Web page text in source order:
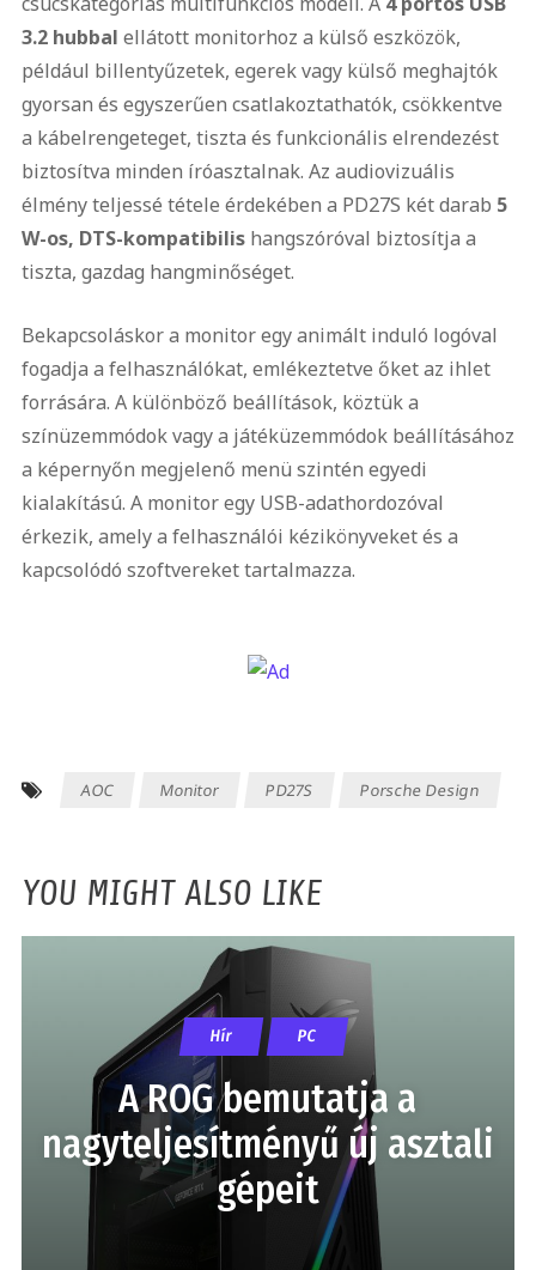
3.2 hubbal ellátott monitorhoz a külső eszközök,
például billentyűzetek, egerek vagy külső meghajtók
gyorsan és egyszerűen csatlakoztathatók, csökkentve
a kábelrengeteget, tiszta és funkcionális elrendezést
biztosítva minden íróasztalnak. Az audiovizuális
élmény teljessé tétele érdekében a PD27S két darab 5
W-os, DTS-kompatibilishangszóróval biztosítja a
tiszta, gazdag hangminőséget.
Bekapcsoláskor a monitor egy animált induló logóval
fogadja a felhasználókat, emlékeztetve őket az ihlet
forrására. A különböző beállítások, köztük a
színüzemmódok vagy a játéküzemmódok beállításához
a képernyőn megjelenő menü szintén egyedi
kialakítású. A monitor egy USB-adathordozóval
érkezik, amely a felhasználói kézikönyveket és a
kapcsolódó szoftvereket tartalmazza.
AOC Monitor PD27S Porsche Design
YOU MIGHT ALSO LIKE
Hír PC
A ROG bemutatja a
nagyteljesítményű új asztali
gépeit